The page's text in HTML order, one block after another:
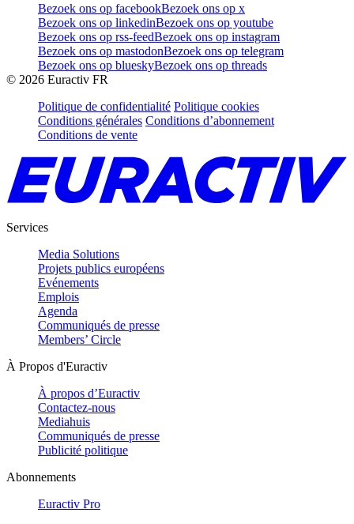
Bezoek ons op facebookBezoek ons op x
Bezoek ons op linkedinBezoek ons op youtube
Bezoek ons op rss-feedBezoek ons op instagram
Bezoek ons op mastodonBezoek ons op telegram
Bezoek ons op blueskyBezoek ons op threads
© 2026 Euractiv FR
Politique de confidentialité Politique cookies
Conditions générales Conditions d’abonnement
Conditions de vente
Services
Media Solutions
Projets publics européens
Evénements
Emplois
Agenda
Communiqués de presse
Members’ Circle
À Propos d'Euractiv
À propos d’Euractiv
Contactez-nous
Mediahuis
Communiqués de presse
Publicité politique
Abonnements
Euractiv Pro